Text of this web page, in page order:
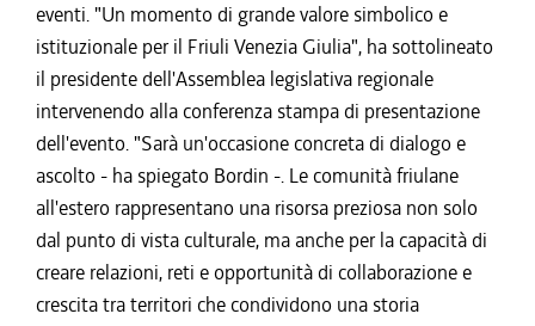
eventi. "Un momento di grande valore simbolico e
istituzionale per il Friuli Venezia Giulia", ha sottolineato
il presidente dell'Assemblea legislativa regionale
intervenendo alla conferenza stampa di presentazione
dell'evento. "Sarà un'occasione concreta di dialogo e
ascolto - ha spiegato Bordin -. Le comunità friulane
all'estero rappresentano una risorsa preziosa non solo
dal punto di vista culturale, ma anche per la capacità di
creare relazioni, reti e opportunità di collaborazione e
crescita tra territori che condividono una storia